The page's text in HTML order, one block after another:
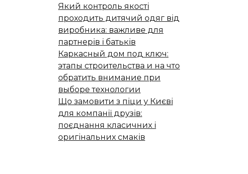
Який контроль якості
проходить дитячий одяг від
виробника: важливе для
партнерів і батьків
Каркасный дом под ключ:
этапы строительства и на что
обратить внимание при
выборе технологии
Що замовити з піци у Києві
для компанії друзів:
поєднання класичних і
оригінальних смаків